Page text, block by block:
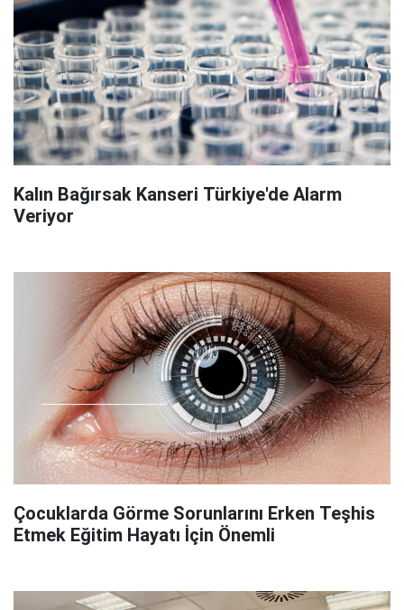
Kalın Bağırsak Kanseri Türkiye'de Alarm
Veriyor
Çocuklarda Görme Sorunlarını Erken Teşhis
Etmek Eğitim Hayatı İçin Önemli